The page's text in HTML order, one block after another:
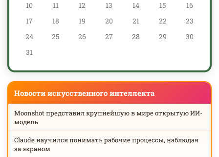
10
11 12 13 14 15
16
17
18 19 20 21 22
23
24
25 26 27 28 29
30
31
Новости искусственного интеллекта
Moonshot представил крупнейшую в мире открытую ИИ-
модель
Claude научился понимать рабочие процессы, наблюдая
за экраном